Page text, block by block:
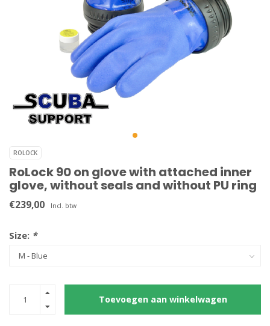
ROLOCK
RoLock 90 on glove with attached inner
glove, without seals and without PU ring
€239,00 Incl. btw
Size: *
Toevoegen aan winkelwagen